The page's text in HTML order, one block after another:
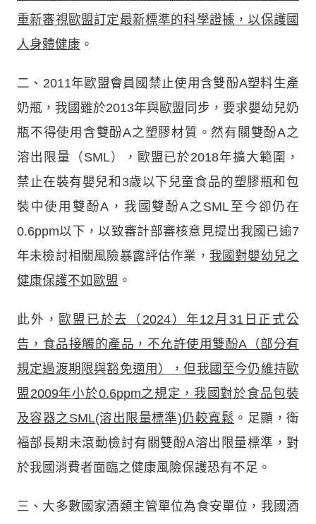
重新審視歐盟訂定最新標準的科學證據，以保護國
人身體健康 。
二、2011年歐盟會員國禁止使用含雙酚A塑料生產
奶瓶，我國雖於2013年與歐盟同步，要求嬰幼兒奶
瓶不得使用含雙酚A之塑膠材質。然有關雙酚A之
溶出限量（SML），歐盟已於2018年擴大範圍，
禁止在裝有嬰兒和3歲以下兒童食品的塑膠瓶和包
裝中使用雙酚A，我國雙酚A之SML至今卻仍在
0.6ppm以下，以致審計部審核意見提出我國已逾7
年未檢討相關風險暴露評估作業， 我國對嬰幼兒之
健康保護不如歐盟 。
此外， 歐盟已於去（2024）年12月31日正式公
告，食品接觸的產品，不允許使用雙酚A（部分有
規定過渡期限與豁免適用），但我國至今仍維持歐
盟2009年小於0.6ppm之規定 ，我國對於食品包裝
及容器之SML(溶出限量標準)仍較寬鬆 。足顯，衛
福部長期未滾動檢討有關雙酚A溶出限量標準，對
於我國消費者面臨之健康風險保護恐有不足。
三、大多數國家酒類主管單位為食安單位，我國酒